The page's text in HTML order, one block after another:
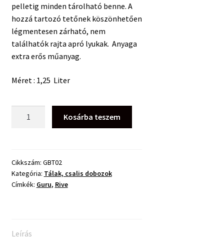
pelletig minden tárolható benne. A
hozzá tartozó tetőnek köszönhetően
légmentesen zárható, nem
találhatók rajta apró lyukak. Anyaga
extra erős műanyag.
Méret : 1,25 Liter
Pint/
1,25l
mennyiség
Kosárba teszem
Cikkszám: GBT02
Kategória: Tálak, csalis dobozok
Címkék: Guru, Rive
Leírás